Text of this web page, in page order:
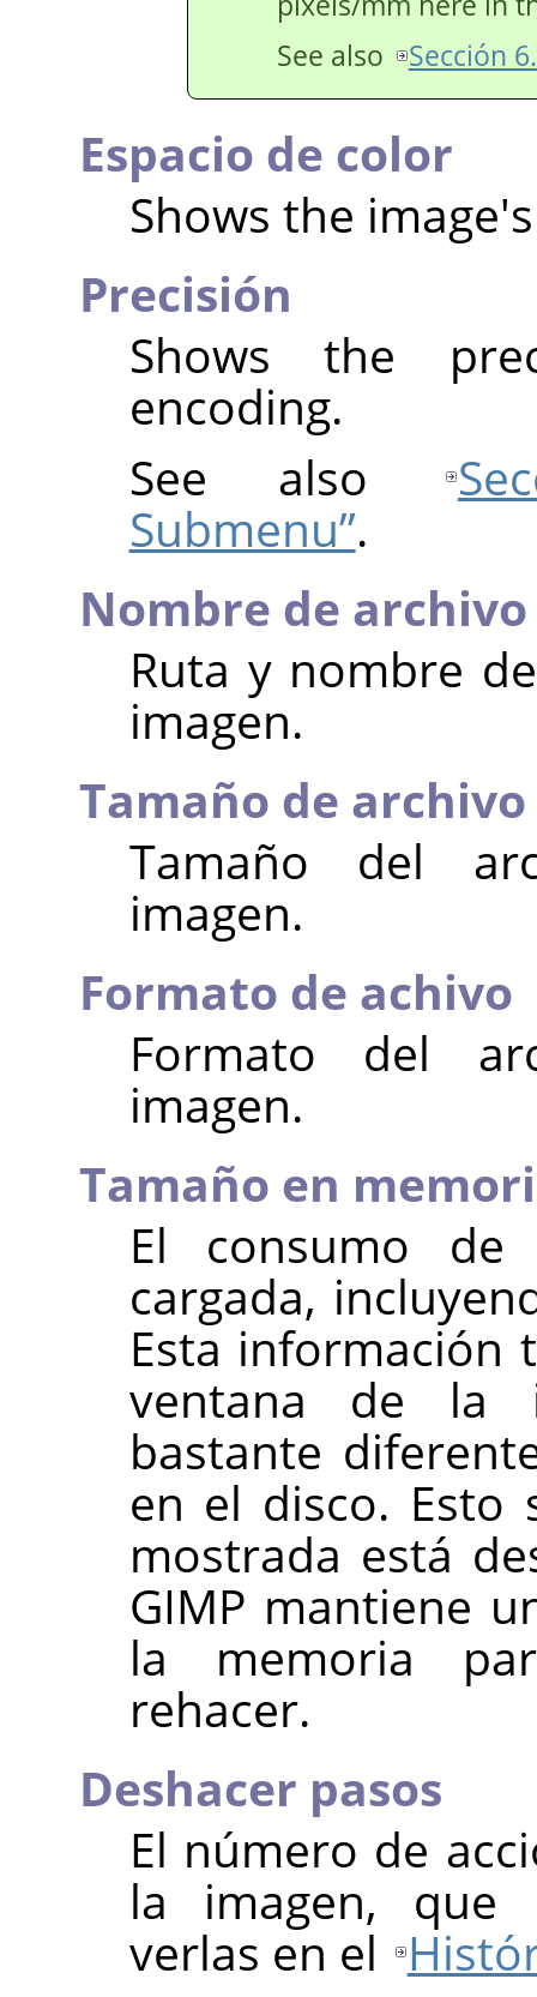
See also
Sección
Espacio de color
Shows the
Precisión
Shows the
encoding.
See also
Submenu”.
Nombre de archivo
Ruta y nombre
imagen.
Tamaño de archivo
Tamaño del
imagen.
Formato de achivo
Formato del
imagen.
Tamaño en
El consumo
cargada,
Esta información
ventana de la
bastante
en el disco. Esto
mostrada está
GIMP mantiene
la memoria
rehacer.
Deshacer pasos
El número de
la imagen, que
verlas en el